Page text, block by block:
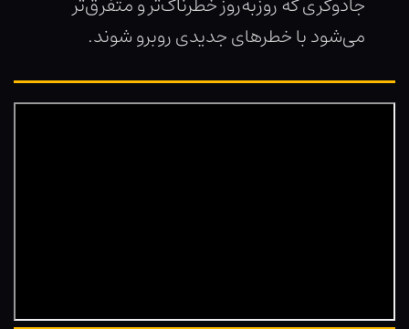
می‌شود با خطرهای جدیدی روبرو شوند.